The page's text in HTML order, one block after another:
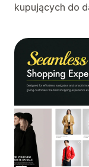
kupujących do